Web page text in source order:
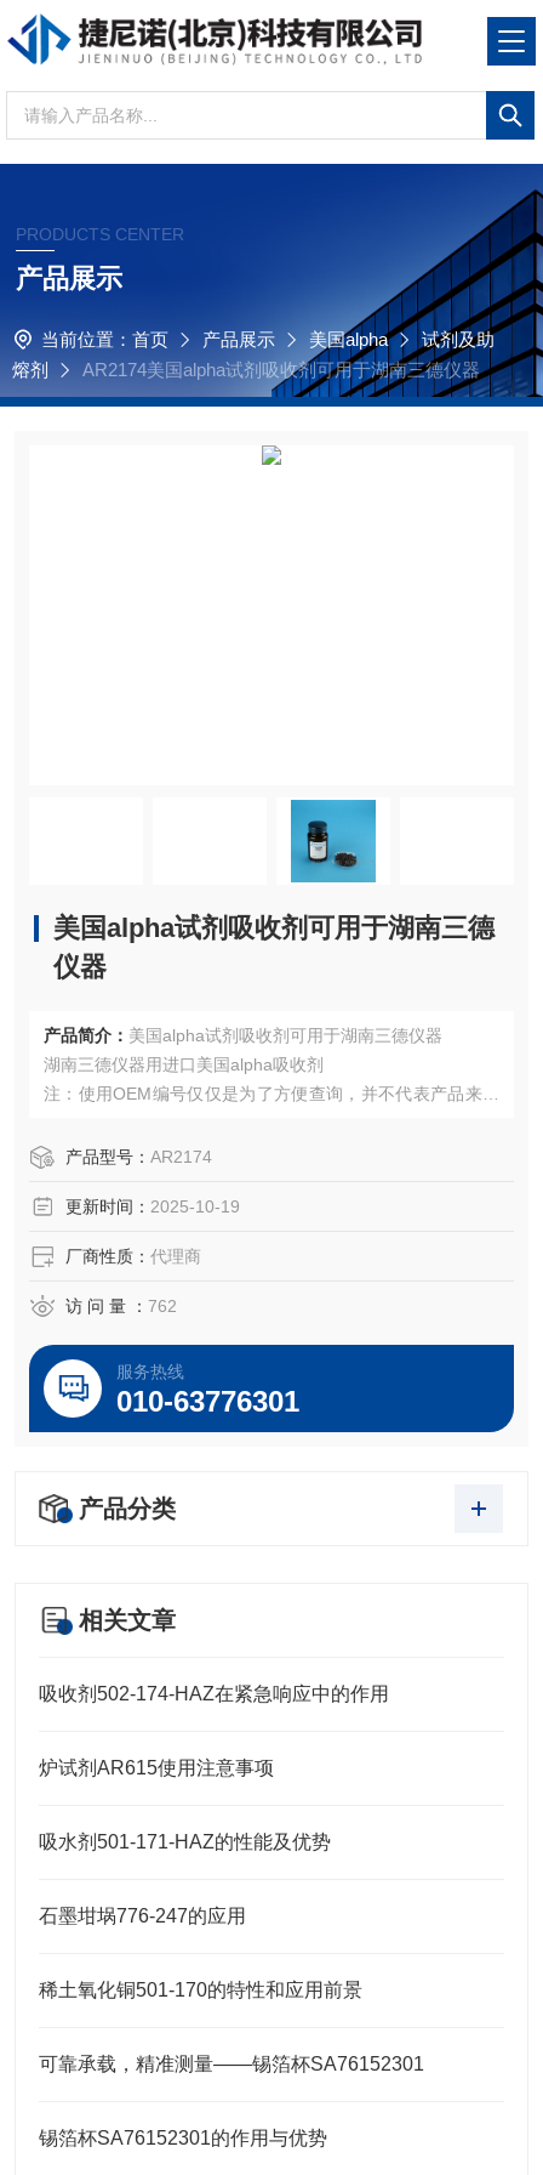
PRODUCTS CENTER
产品展示
当前位置： 首页 产品展示 美国alpha
试剂及助
熔剂
AR2174美国alpha试剂吸收剂可用于湖南三德仪器
美国alpha试剂吸收剂可用于湖南三德
仪器
产品简介： 美国alpha试剂吸收剂可用于湖南三德仪器
湖南三德仪器用进口美国alpha吸收剂
注：使用OEM编号仅仅是为了方便查询，并不代表产品来自
于所对应仪器。
产品型号： AR2174
更新时间： 2025-10-19
厂商性质： 代理商
访 问 量 ： 762
服务热线
010-63776301
产品分类
相关文章
吸收剂502-174-HAZ在紧急响应中的作用
炉试剂AR615使用注意事项
吸水剂501-171-HAZ的性能及优势
石墨坩埚776-247的应用
稀土氧化铜501-170的特性和应用前景
可靠承载，精准测量——锡箔杯SA76152301
锡箔杯SA76152301的作用与优势